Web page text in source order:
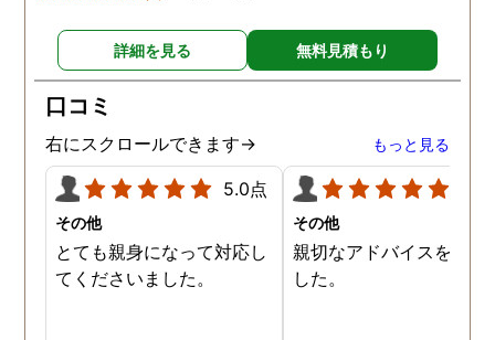
詳細を見る 無料見積もり
口コミ
右にスクロールできます→ もっと見る
5.0点
その他
とても親身になって対応し
てくださいました。
その他
親切なアドバイスを頂き
した。